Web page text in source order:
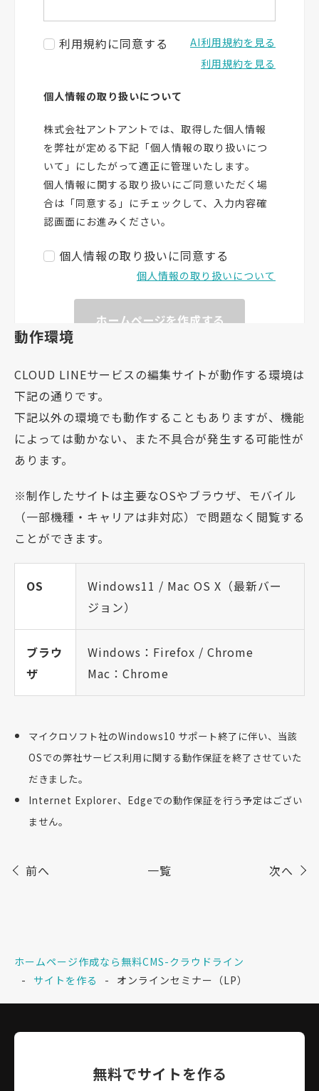
動作環境
CLOUD LINEサービスの編集サイトが動作する環境は
下記の通りです。
下記以外の環境でも動作することもありますが、機能
によっては動かない、また不具合が発生する可能性が
あります。
※制作したサイトは主要なOSやブラウザ、モバイル
（一部機種・キャリアは非対応）で問題なく閲覧する
ことができます。
OS
Windows11 / Mac OS X（最新バー
ジョン）
ブラウ
ザ
Windows：Firefox / Chrome
Mac：Chrome
マイクロソフト社のWindows10 サポート終了に伴い、当該
OSでの弊社サービス利用に関する動作保証を終了させていた
だきました。
Internet Explorer、Edgeでの動作保証を行う予定はござい
ません。
前へ 一覧 次へ
ホームページ作成なら無料CMS-クラウドライン
サイトを作る
オンラインセミナー（LP）
無料でサイトを作る